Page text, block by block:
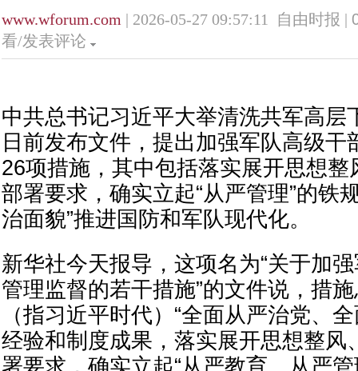
www.wforum.com | 2026-05-27 09:57:11 自由时报 |
看/发表评论
中共总书记习近平大举清洗共军高层
日前发布文件，提出加强军队高级干
26项措施，其中包括落实展开思想整
部署要求，确实立起“从严管理”的铁
治面貌”推进国防和军队现代化。
新华社今天报导，这项名为“关于加
管理监督的若干措施”的文件说，措
（指习近平时代）“全面从严治党、
经验和制度成果，落实展开思想整风
署要求，确实立起“从严教育、从严